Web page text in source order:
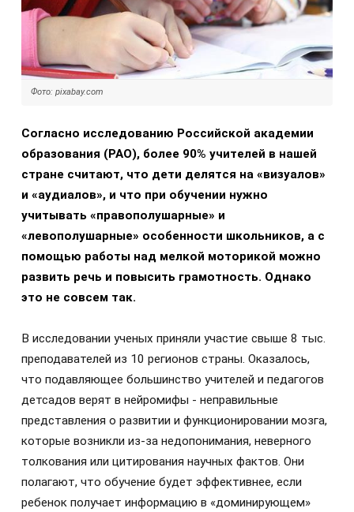
Фото: pixabay.com
Согласно исследованию Российской академии
образования (РАО), более 90% учителей в нашей
стране считают, что дети делятся на «визуалов»
и «аудиалов», и что при обучении нужно
учитывать «правополушарные» и
«левополушарные» особенности школьников, а с
помощью работы над мелкой моторикой можно
развить речь и повысить грамотность. Однако
это не совсем так.
В исследовании ученых приняли участие свыше 8 тыс.
преподавателей из 10 регионов страны. Оказалось,
что подавляющее большинство учителей и педагогов
детсадов верят в нейромифы - неправильные
представления о развитии и функционировании мозга,
которые возникли из-за недопонимания, неверного
толкования или цитирования научных фактов. Они
полагают, что обучение будет эффективнее, если
ребенок получает информацию в «доминирующем»